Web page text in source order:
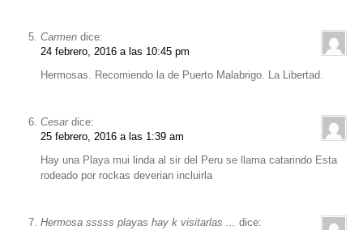
Carmen dice:
24 febrero, 2016 a las 10:45 pm
Hermosas. Recomiendo la de Puerto Malabrigo. La Libertad.
Cesar dice:
25 febrero, 2016 a las 1:39 am
Hay una Playa mui linda al sir del Peru se llama catarindo Esta
rodeado por rockas deverian incluirla
Hermosa sssss playas hay k visitarlas ... dice: